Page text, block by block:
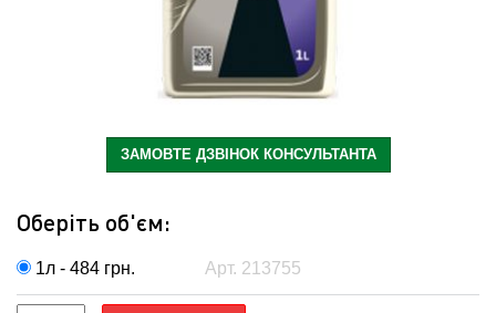
ЗАМОВТЕ ДЗВІНОК КОНСУЛЬТАНТА
Оберіть об'єм:
1л - 484 грн. Арт. 213755